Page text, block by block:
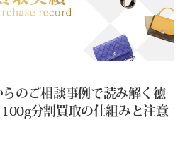
らのご相談事例で読み解く徳
分割買取の仕組みと注意